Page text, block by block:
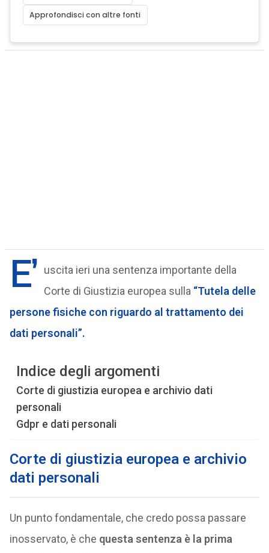
Approfondisci con altre fonti
E’ uscita ieri una sentenza importante della
Corte di Giustizia europea sulla “Tutela delle
persone fisiche con riguardo al trattamento dei
dati personali”.
Indice degli argomenti
Corte di giustizia europea e archivio dati
personali
Gdpr e dati personali
Corte di giustizia europea e archivio
dati personali
Un punto fondamentale, che credo possa passare
inosservato, è che questa sentenza è la prima